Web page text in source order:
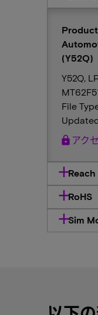
(Y52Q)
Y52Q,
File
lock アク
RoHS
Sim